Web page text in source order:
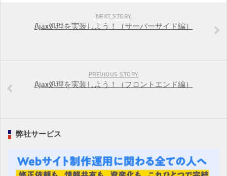
NEXT STORY
Ajax処理を実装しよう！（サーバーサイド編）
PREVIOUS STORY
Ajax処理を実装しよう！（フロントエンド編）
弊社サービス